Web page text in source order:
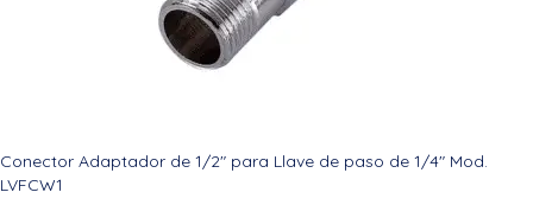
Conector Adaptador de 1/2″ para Llave de paso de 1/4″ Mod.
LVFCW1